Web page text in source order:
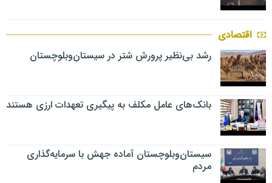
اقتصادی
رشد بی‌نظیر پرورش شتر در سیستان‌وبلوچستان
بانک‌های عامل مکلف به پیگیری تعهدات ارزی هستند
سیستان‌وبلوچستان آماده جهش با سرمایه‌گذاری
مردم